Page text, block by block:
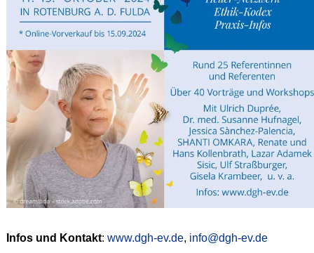
Infos und Kontakt: www.dgh-ev.de, info@dgh-ev.de